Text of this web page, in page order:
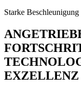
Starke
EXZELLENZ